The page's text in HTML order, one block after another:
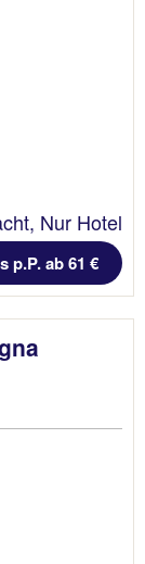
Nur Hotel
p.P. ab 61 €